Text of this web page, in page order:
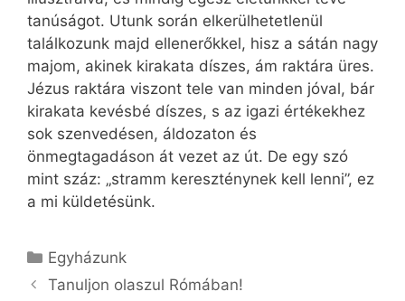
tanúságot. Utunk során elkerülhetetlenül
találkozunk majd ellenerőkkel, hisz a sátán nagy
majom, akinek kirakata díszes, ám raktára üres.
Jézus raktára viszont tele van minden jóval, bár
kirakata kevésbé díszes, s az igazi értékekhez
sok szenvedésen, áldozaton és
önmegtagadáson át vezet az út. De egy szó
mint száz: „stramm kereszténynek kell lenni”, ez
a mi küldetésünk.
Kategória
Egyházunk
Tanuljon olaszul Rómában!